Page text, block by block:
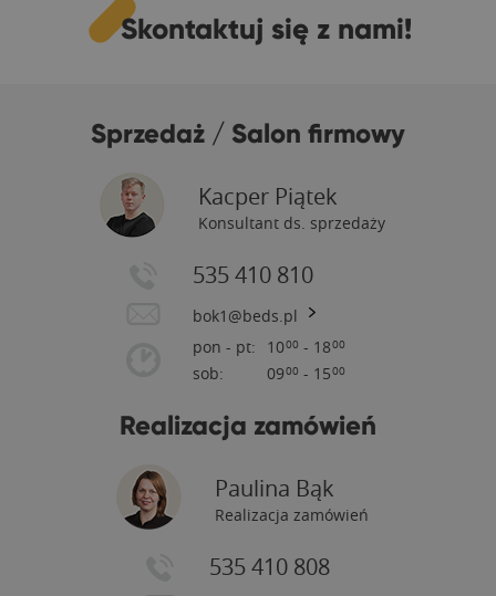
Skontaktuj się z nami!
Sprzedaż / Salon firmowy
Kacper Piątek
Konsultant ds. sprzedaży
535 410 810
bok1@beds.pl
pon - pt:
sob:
1000 - 1800
0900 - 1500
Realizacja zamówień
Paulina Bąk
Realizacja zamówień
535 410 808